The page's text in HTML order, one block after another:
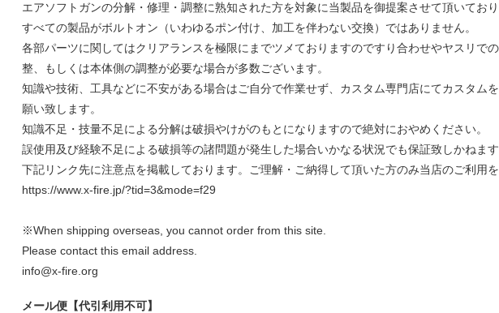
エアソフトガンの分解・修理・調整に熟知された方を対象に当製品を御提案させて頂いてお
すべての製品がボルトオン（いわゆるポン付け、加工を伴わない交換）ではありません。
各部パーツに関してはクリアランスを極限にまでツメておりますのですり合わせやヤスリで
整、もしくは本体側の調整が必要な場合が多数ございます。
知識や技術、工具などに不安がある場合はご自分で作業せず、カスタム専門店にてカスタム
願い致します。
知識不足・技量不足による分解は破損やけがのもとになりますので絶対におやめください。
誤使用及び経験不足による破損等の諸問題が発生した場合いかなる状況でも保証致しかねま
下記リンク先に注意点を掲載しております。ご理解・ご納得して頂いた方のみ当店のご利用
https://www.x-fire.jp/?tid=3&mode=f29
※When shipping overseas, you cannot order from this site.
Please contact this email address.
info@x-fire.org
メール便【代引利用不可】